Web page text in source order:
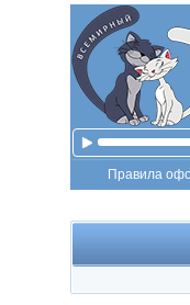
Правила